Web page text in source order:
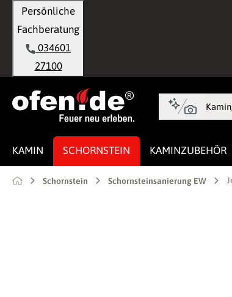
Zur Hauptnavigation springen
Persönliche
Fachberatung
034601
27100
KAMIN SCHORNSTEIN KAMINZUBEHÖR
Schornstein Schornsteinsanierung EW